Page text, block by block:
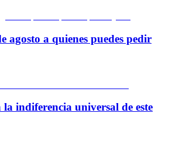
agosto a quienes puedes pedir
indiferencia universal de este